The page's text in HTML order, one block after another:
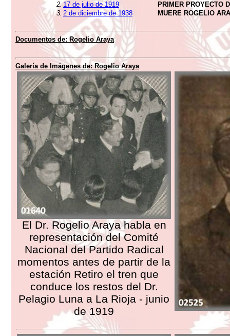
2. 17 de julio de 1919
PRIMER PROYECTO
3. 2 de diciembre de 1938 MUERE ROGELIO
Documentos de:Rogelio Araya
Galería de Imágenes de:Rogelio Araya
El Dr. Rogelio Araya habla en
representación del Comité
Nacional del Partido Radical
momentos antes de partir de la
estación Retiro el tren que
conduce los restos del Dr.
Pelagio Luna a La Rioja - junio
de 1919